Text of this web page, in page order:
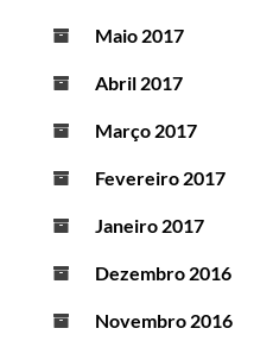
Maio 2017
Abril 2017
Março 2017
Fevereiro 2017
Janeiro 2017
Dezembro 2016
Novembro 2016